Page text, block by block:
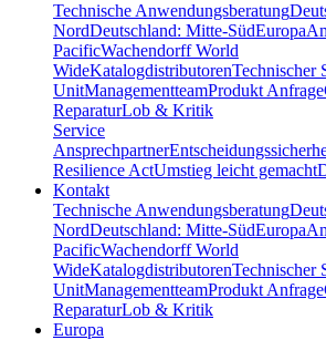
Technische Anwendungsberatung
NordDeutschland: Mitte-SüdEuropa
PacificWachendorff World
WideKatalogdistributorenTechnischer
UnitManagementteamProdukt Anfrage
ReparaturLob & Kritik
Service
Ansprechpartner
Resilience ActUmstieg leicht gemacht
Kontakt
Technische Anwendungsberatung
NordDeutschland: Mitte-SüdEuropa
PacificWachendorff World
WideKatalogdistributorenTechnischer
UnitManagementteamProdukt Anfrage
ReparaturLob & Kritik
Europa